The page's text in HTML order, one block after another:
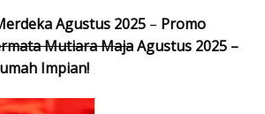
Agustus 2025 – Promo
Mutiara MajaAgustus 2025 –
Impian!